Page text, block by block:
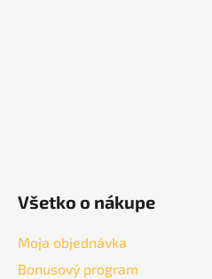
Všetko o nákupe
Moja objednávka
Bonusový program